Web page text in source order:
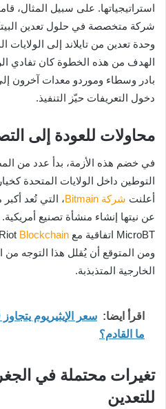
الهدف من هذه الخطوة كان تفادي
بادر وسطاء وموردو معدات آخرون
دخول التعريفات حيّز التنفيذ.
محاولات للعودة إلى
في خضم هذه الأزمة، بدأ عدد من
التوطين داخل الولايات المتحدة
أعلنت شركة Bitmain
، التي تُعد
عن نيتها إنشاء منشأة تصنيع
MicroBT اتفاقية مع Riot
Blockchain
ومن المتوقع أن يُقلل هذا التوجه من
الخارجية المتذبذبة.
اقرأ ايضا:
ما القادم؟
تغيرات محتملة في
للتعدين